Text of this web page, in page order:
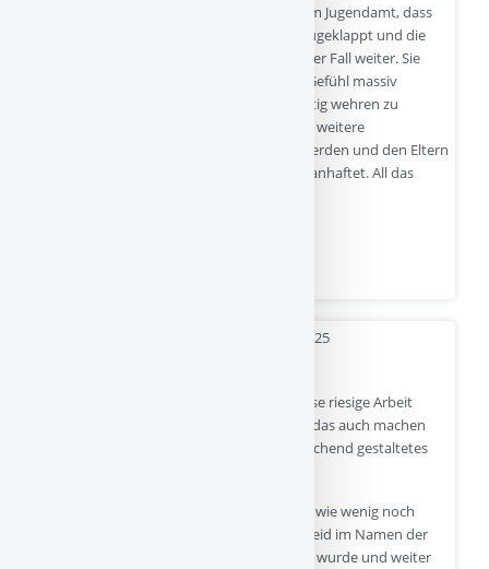
Überprüfung der Kinderschutzfachkräfte im Jugendamt, dass
keine Gefährdung vorliegt, wird die Akte zugeklappt und die
Eltern entlassen. Für die Eltern aber geht der Fall weiter. Sie
bleiben oft ohnmächtig zurück - mit dem Gefühl massiv
angegriffen worden zu sein, ohne sich richtig wehren zu
können. Das auch deshalb, weil manchmal weitere
Institutionen in den Fall mit einbezogen werden und den Eltern
damit das Stigma „kindeswohlgefährend“ anhaftet. All das
- 22-04-2025
Zuerst einmal Danke an diejenigen, die diese riesige Arbeit
unterstützt haben und unterstützen. Wer das auch machen
will, kann sich die gesamte Serie als ansprechend gestaltetes
Manchmal verzweifle ich regelrecht daran, wie wenig noch
immer bekannt ist, welches Unrecht und Leid im Namen der
hier aufzuarbeitenden Theorie angerichtet wurde und weiter